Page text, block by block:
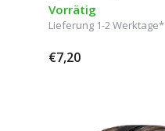
Vorrätig
Lieferung 1-2 Werktage*
€7,20